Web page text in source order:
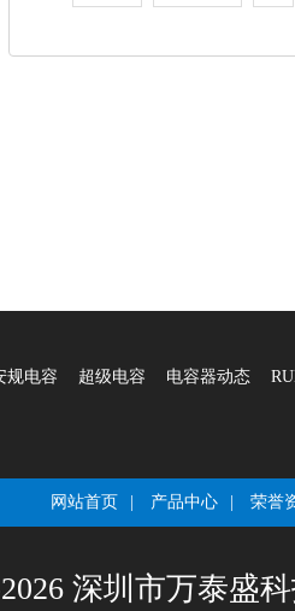
规电容 超级电容 电容器动态
网站首页 产品中心 荣誉
深圳市万泰盛